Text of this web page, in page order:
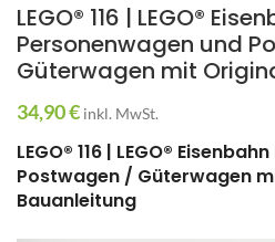
LEGO® 116 | LEGO®
Personenwagen und
Güterwagen mit
34,90€ inkl. MwSt.
LEGO® 116 | LEGO®
Postwagen / Güterwagen
Bauanleitung